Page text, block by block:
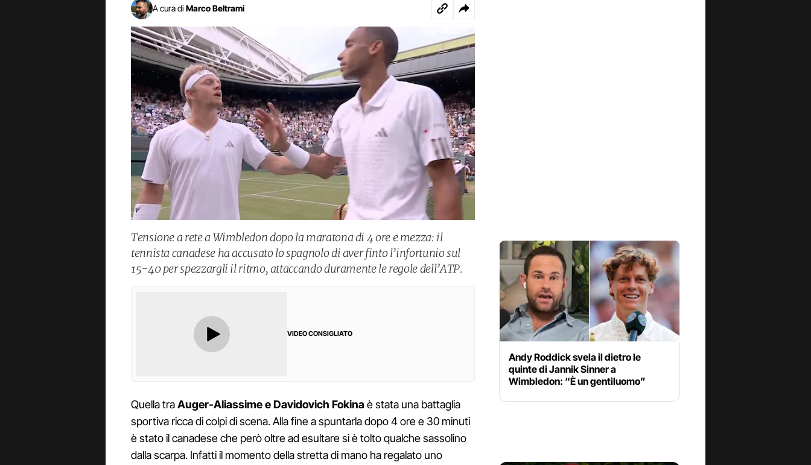
A cura di Marco Beltrami
Tensione a rete a Wimbledon dopo la maratona di 4 ore e mezza: il
tennista canadese ha accusato lo spagnolo di aver finto l’infortunio sul
15-40 per spezzargli il ritmo, attaccando duramente le regole dell’ATP.
VIDEO CONSIGLIATO
Quella traAuger-Aliassime e Davidovich Fokinaè stata una battaglia
sportiva ricca di colpi di scena. Alla fine a spuntarla dopo 4 ore e 30 minuti
è stato il canadese che però oltre ad esultare si è tolto qualche sassolino
dalla scarpa. Infatti il momento della stretta di mano ha regalato uno
Andy Roddick svela il dietro le
quinte di Jannik Sinner a
Wimbledon: “È un gentiluomo”